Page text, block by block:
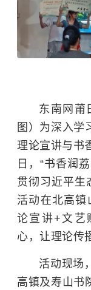
东南网莆
图）为深入学
理论宣讲与书
日，“书香润
贯彻习近平生
活动在北高镇
论宣讲+文艺
心，让理论传
活动现场
高镇及寿山书